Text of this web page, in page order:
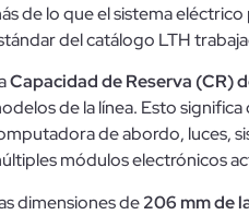
de lo que el sistema
del catálogo LTH
Capacidad de Reserva (CR)
de la línea. Esto
de abordo, luces,
módulos electrónicos
dimensiones de206 mm de